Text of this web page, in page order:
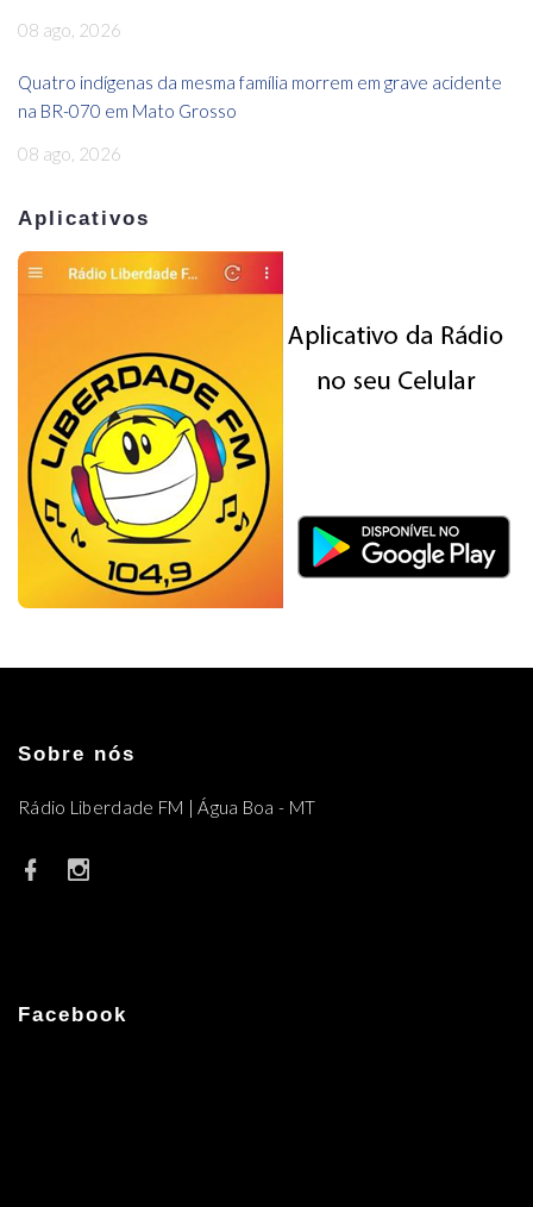
08 ago, 2026
Quatro indígenas da mesma família morrem em grave acidente
na BR-070 em Mato Grosso
08 ago, 2026
Aplicativos
Sobre nós
Rádio Liberdade FM | Água Boa - MT
Facebook